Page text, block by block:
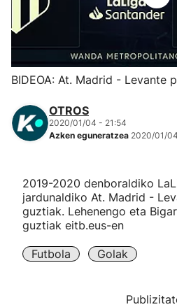
Herri-kirolak
Atletismoa
Mendi-lasterketak
Kirol gehiago
"Helmuga"
BIDEOA: At. Madrid - Levante
OTROS
2020/01/04 - 21:54
Azken eguneratzea 2020/01/
2019-2020 denboraldiko
jardunaldiko At. Madrid -
guztiak. Lehenengo eta
guztiak eitb.eus-en
Futbola Golak